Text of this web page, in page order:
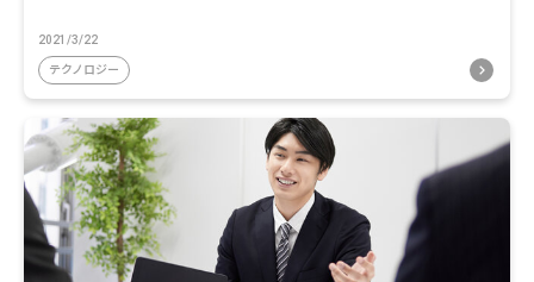
2021/3/22
テクノロジー